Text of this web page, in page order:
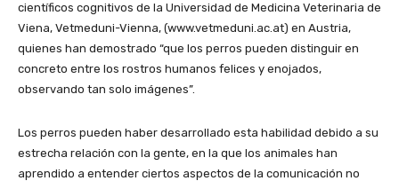
científicos cognitivos de la Universidad de Medicina Veterinaria de
Viena, Vetmeduni-Vienna, (www.vetmeduni.ac.at) en Austria,
quienes han demostrado “que los perros pueden distinguir en
concreto entre los rostros humanos felices y enojados,
observando tan solo imágenes”.
Los perros pueden haber desarrollado esta habilidad debido a su
estrecha relación con la gente, en la que los animales han
aprendido a entender ciertos aspectos de la comunicación no